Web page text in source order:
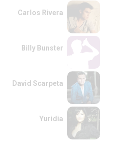
Carlos Rivera
Billy Bunster
David Scarpeta
Yuridia